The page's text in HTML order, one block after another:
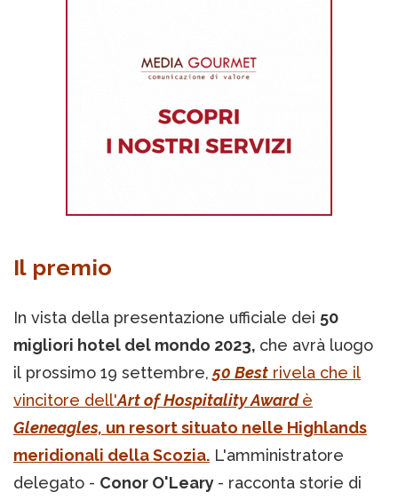
Il premio
In vista della presentazione ufficiale dei 50
migliori hotel del mondo 2023, che avrà luogo
il prossimo 19 settembre, 50 Best rivela che il
vincitore dell'Art of Hospitality Awardè
Gleneagles, un resort situato nelle Highlands
meridionali della Scozia. L'amministratore
delegato - Conor O'Leary - racconta storie di